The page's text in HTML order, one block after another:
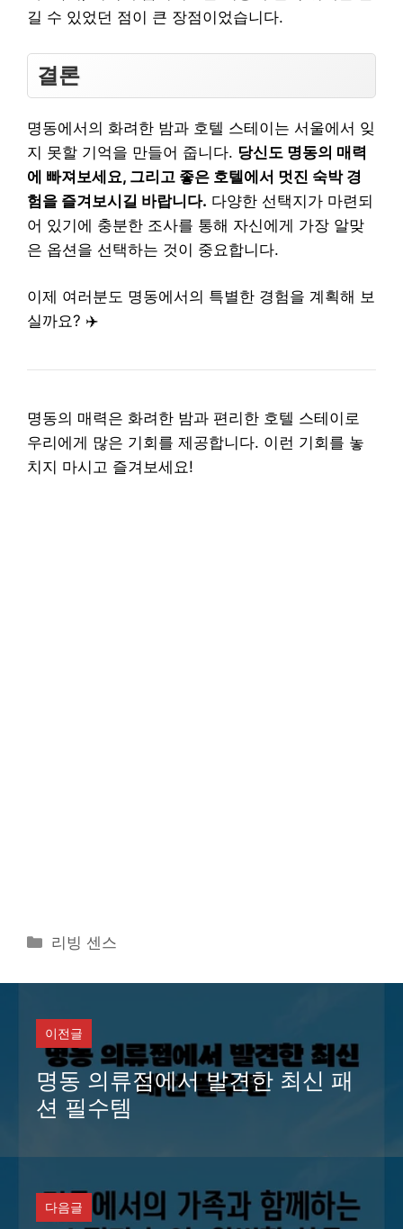
길 수 있었던 점이 큰 장점이었습니다.
결론
명동에서의 화려한 밤과 호텔 스테이는 서울에서 잊
지 못할 기억을 만들어 줍니다. 당신도 명동의 매력
에 빠져보세요, 그리고 좋은 호텔에서 멋진 숙박 경
험을 즐겨보시길 바랍니다. 다양한 선택지가 마련되
어 있기에 충분한 조사를 통해 자신에게 가장 알맞
은 옵션을 선택하는 것이 중요합니다.
이제 여러분도 명동에서의 특별한 경험을 계획해 보
실까요? ✈️
명동의 매력은 화려한 밤과 편리한 호텔 스테이로
우리에게 많은 기회를 제공합니다. 이런 기회를 놓
치지 마시고 즐겨보세요!
카
고
리빙 센스
이전글
명동 의류점에서 발견한 최신 패
션 필수템
다음글